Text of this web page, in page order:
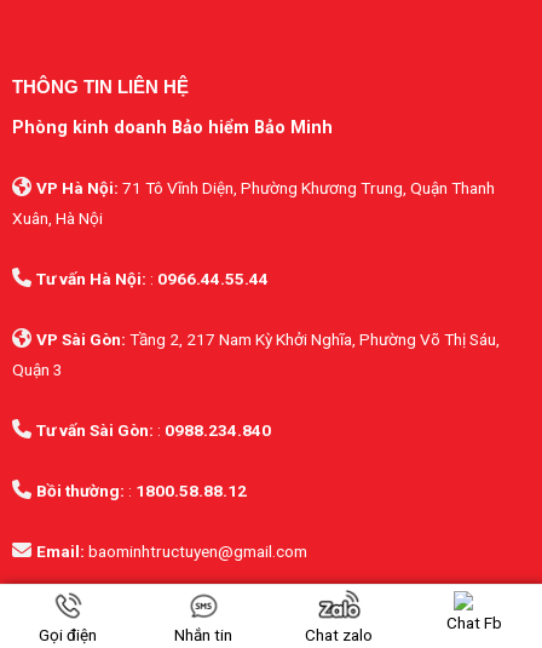
THÔNG TIN LIÊN HỆ
Phòng kinh doanh Bảo hiểm Bảo Minh
VP Hà Nội: 71 Tô Vĩnh Diện, Phường Khương Trung, Quận Thanh
Xuân, Hà Nội
Tư vấn Hà Nội: : 0966.44.55.44
VP Sài Gòn: Tầng 2, 217 Nam Kỳ Khởi Nghĩa, Phường Võ Thị Sáu,
Quận 3
Tư vấn Sài Gòn: : 0988.234.840
Bồi thường: : 1800.58.88.12
Email: baominhtructuyen@gmail.com
FANPAGE FACEBOOK
Gọi điện Nhắn tin Chat zalo
Chat Fb